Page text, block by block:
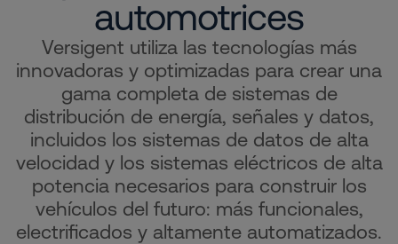
automotrices
Versigent utiliza las tecnologías más
innovadoras y optimizadas para crear una
gama completa de sistemas de
distribución de energía, señales y datos,
incluidos los sistemas de datos de alta
velocidad y los sistemas eléctricos de alta
potencia necesarios para construir los
vehículos del futuro: más funcionales,
electrificados y altamente automatizados.